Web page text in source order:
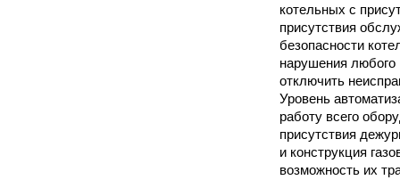
котельных с
присутствия
безопасности
нарушения
отключить
Уровень
работу всего
присутствия
и конструкция
возможность их